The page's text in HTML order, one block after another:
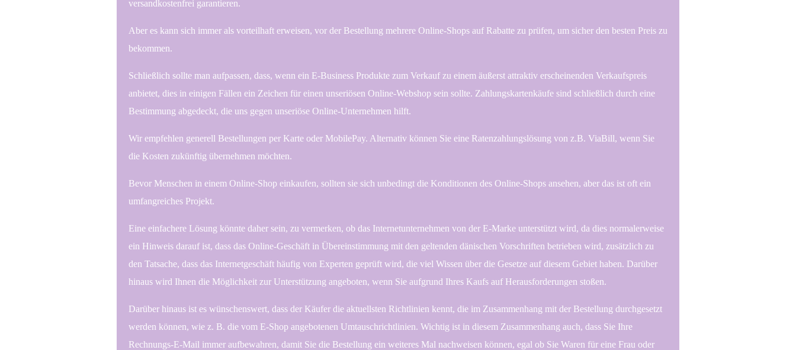
versandkostenfrei garantieren.
Aber es kann sich immer als vorteilhaft erweisen, vor der Bestellung mehrere Online-Shops auf Rabatte zu prüfen, um sicher den besten Preis zu
bekommen.
Schließlich sollte man aufpassen, dass, wenn ein E-Business Produkte zum Verkauf zu einem äußerst attraktiv erscheinenden Verkaufspreis
anbietet, dies in einigen Fällen ein Zeichen für einen unseriösen Online-Webshop sein sollte. Zahlungskartenkäufe sind schließlich durch eine
Bestimmung abgedeckt, die uns gegen unseriöse Online-Unternehmen hilft.
Wir empfehlen generell Bestellungen per Karte oder MobilePay. Alternativ können Sie eine Ratenzahlungslösung von z.B. ViaBill, wenn Sie
die Kosten zukünftig übernehmen möchten.
Bevor Menschen in einem Online-Shop einkaufen, sollten sie sich unbedingt die Konditionen des Online-Shops ansehen, aber das ist oft ein
umfangreiches Projekt.
Eine einfachere Lösung könnte daher sein, zu vermerken, ob das Internetunternehmen von der E-Marke unterstützt wird, da dies normalerweise
ein Hinweis darauf ist, dass das Online-Geschäft in Übereinstimmung mit den geltenden dänischen Vorschriften betrieben wird, zusätzlich zu
den Tatsache, dass das Internetgeschäft häufig von Experten geprüft wird, die viel Wissen über die Gesetze auf diesem Gebiet haben. Darüber
hinaus wird Ihnen die Möglichkeit zur Unterstützung angeboten, wenn Sie aufgrund Ihres Kaufs auf Herausforderungen stoßen.
Darüber hinaus ist es wünschenswert, dass der Käufer die aktuellsten Richtlinien kennt, die im Zusammenhang mit der Bestellung durchgesetzt
werden können, wie z. B. die vom E-Shop angebotenen Umtauschrichtlinien. Wichtig ist in diesem Zusammenhang auch, dass Sie Ihre
Rechnungs-E-Mail immer aufbewahren, damit Sie die Bestellung ein weiteres Mal nachweisen können, egal ob Sie Waren für eine Frau oder